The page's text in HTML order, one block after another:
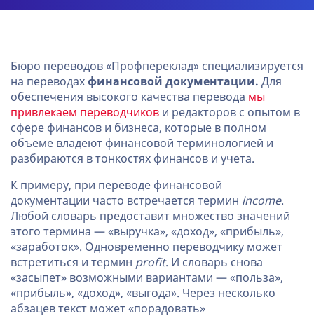
Бюро переводов «Профпереклад» специализируется
на переводах финансовой документации. Для
обеспечения высокого качества перевода мы
привлекаем переводчиков и редакторов с опытом в
сфере финансов и бизнеса, которые в полном
объеме владеют финансовой терминологией и
разбираются в тонкостях финансов и учета.
К примеру, при переводе финансовой
документации часто встречается термин income.
Любой словарь предоставит множество значений
этого термина — «выручка», «доход», «прибыль»,
«заработок». Одновременно переводчику может
встретиться и термин profit. И словарь снова
«засыпет» возможными вариантами — «польза»,
«прибыль», «доход», «выгода». Через несколько
абзацев текст может «порадовать»